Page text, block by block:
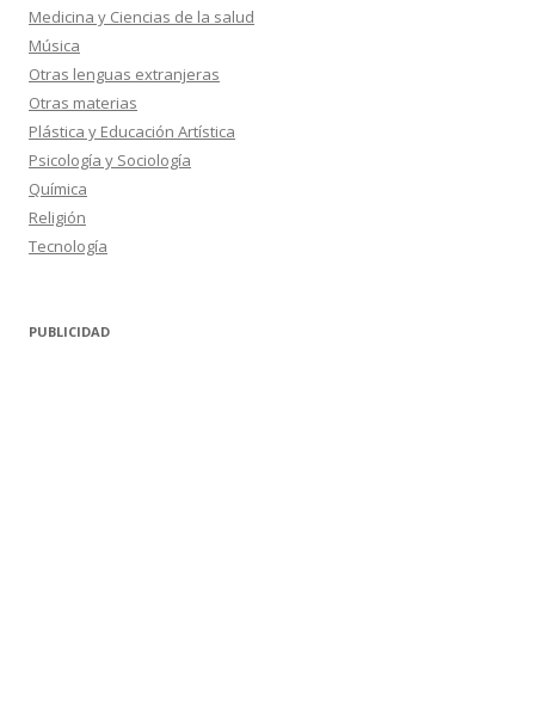
Medicina y Ciencias de la salud
Música
Otras lenguas extranjeras
Otras materias
Plástica y Educación Artística
Psicología y Sociología
Química
Religión
Tecnología
PUBLICIDAD